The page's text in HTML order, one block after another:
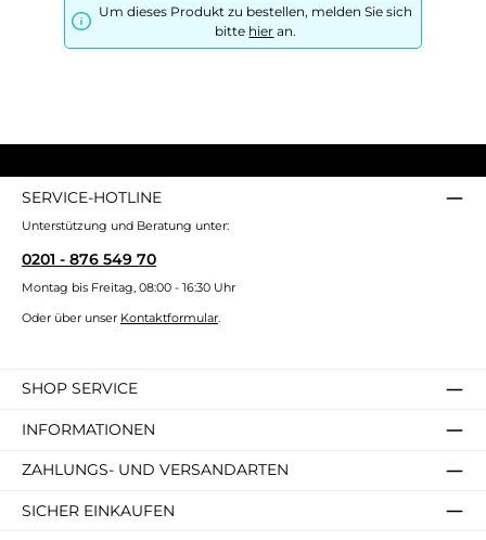
Um dieses Produkt zu bestellen, melden Sie sich
bitte hier an.
SERVICE-HOTLINE
Unterstützung und Beratung unter:
0201 - 876 549 70
Montag bis Freitag, 08:00 - 16:30 Uhr
Oder über unser Kontaktformular.
SHOP SERVICE
INFORMATIONEN
ZAHLUNGS- UND VERSANDARTEN
SICHER EINKAUFEN